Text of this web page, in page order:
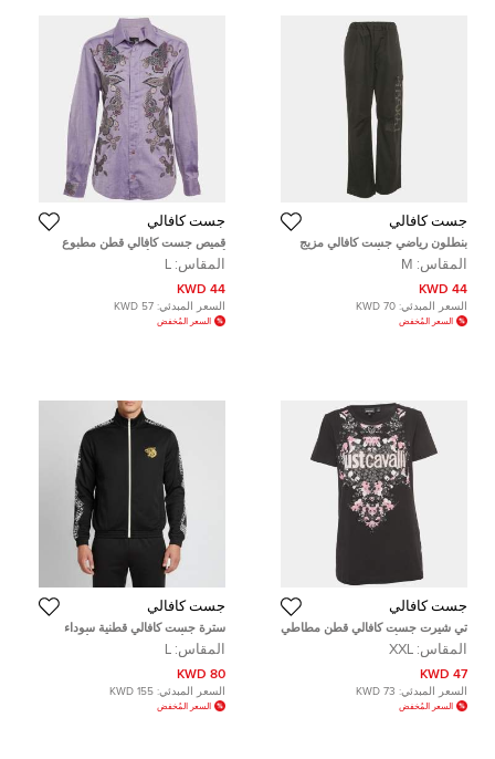
جست كافالي
بنطلون رياضي جست كافالي مزيج
قطن بطبعة شعار أسود - متوسط
المقاس: M
44 KWD
السعر المبدئي: 70 KWD
السعر المُخفض
جست كافالي
قميص جست كافالي قطن مطبوع
أزهار بنفسجي بأكمام طويلة مقاس
كبير (لارج)
المقاس: L
44 KWD
السعر المبدئي: 57 KWD
السعر المُخفض
جست كافالي
تي شيرت جست كافالي قطن مطاطي
بشعار مطبوع أسود ضيق مقاس كبير
جداً
المقاس: XXL
47 KWD
السعر المبدئي: 73 KWD
السعر المُخفض
جست كافالي
سترة جست كافالي قطنية سوداء
طويلة الأكمام بسحاب من الأمام بحجم
كبير
المقاس: L
80 KWD
السعر المبدئي: 155 KWD
السعر المُخفض